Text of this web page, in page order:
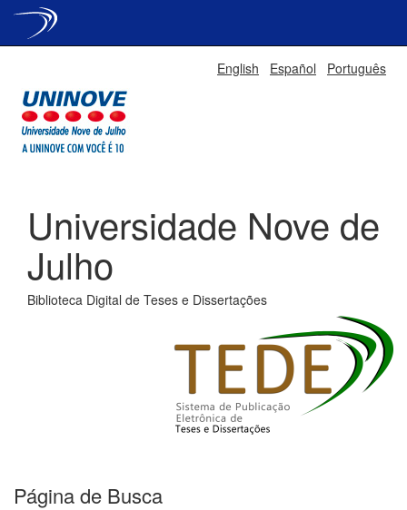
English Español Português
Universidade Nove de
Julho
Biblioteca Digital de Teses e Dissertações
Página de Busca